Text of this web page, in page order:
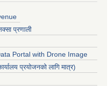
प्रणाली
Portal with Drone Image
प्रयोजनको लागि मात्र)